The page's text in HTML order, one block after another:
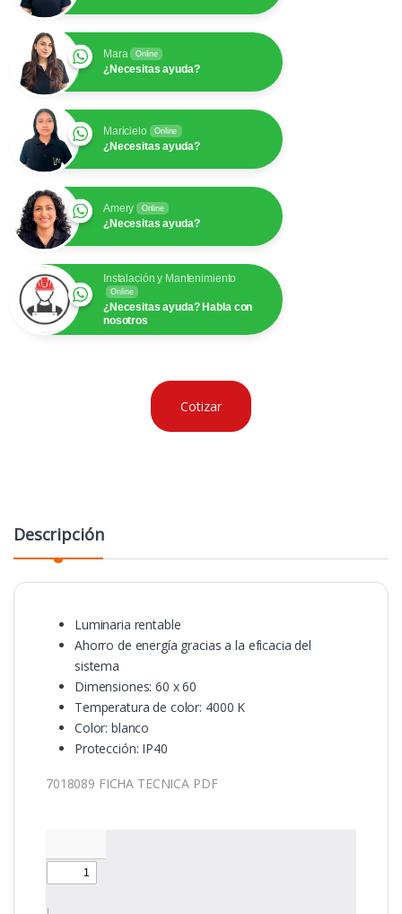
Mara Online
¿Necesitas ayuda?
Maricielo Online
¿Necesitas ayuda?
Amery Online
¿Necesitas ayuda?
Instalación y Mantenimiento
Online
¿Necesitas ayuda? Habla con
nosotros
Cotizar
Descripción
Luminaria rentable
Ahorro de energía gracias a la eficacia del
sistema
Dimensiones: 60 x 60
Temperatura de color: 4000 K
Color: blanco
Protección: IP40
7018089 FICHA TECNICA PDF